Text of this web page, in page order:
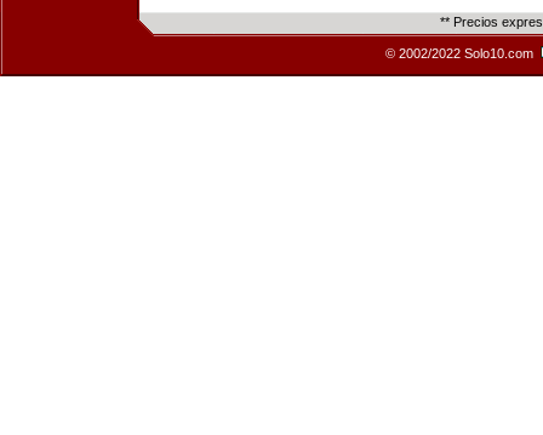
** Precios
© 2002/2022 Solo10.com